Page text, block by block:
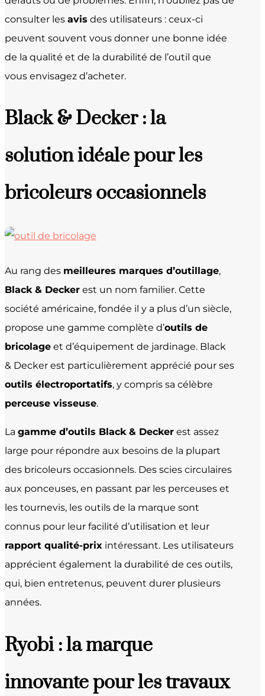
consulter les avis des utilisateurs : ceux-ci
peuvent souvent vous donner une bonne idée
de la qualité et de la durabilité de l’outil que
vous envisagez d’acheter.
Black & Decker : la
solution idéale pour les
bricoleurs occasionnels
Au rang des meilleures marques d’outillage,
Black & Decker est un nom familier. Cette
société américaine, fondée il y a plus d’un siècle,
propose une gamme complète d’outils de
bricolage et d’équipement de jardinage. Black
& Decker est particulièrement apprécié pour ses
outils électroportatifs, y compris sa célèbre
perceuse visseuse.
La gamme d’outils Black & Decker est assez
large pour répondre aux besoins de la plupart
des bricoleurs occasionnels. Des scies circulaires
aux ponceuses, en passant par les perceuses et
les tournevis, les outils de la marque sont
connus pour leur facilité d’utilisation et leur
rapport qualité-prix intéressant. Les utilisateurs
apprécient également la durabilité de ces outils,
qui, bien entretenus, peuvent durer plusieurs
années.
Ryobi : la marque
innovante pour les travaux